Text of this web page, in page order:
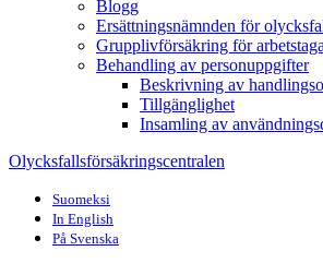
Blogg
Ersättningsnämnden för
Grupplivförsäkring för
Behandling av personuppgifter
Beskrivning av
Tillgänglighet
Insamling av
Olycksfallsförsäkringscentralen
Suomeksi
In English
På Svenska